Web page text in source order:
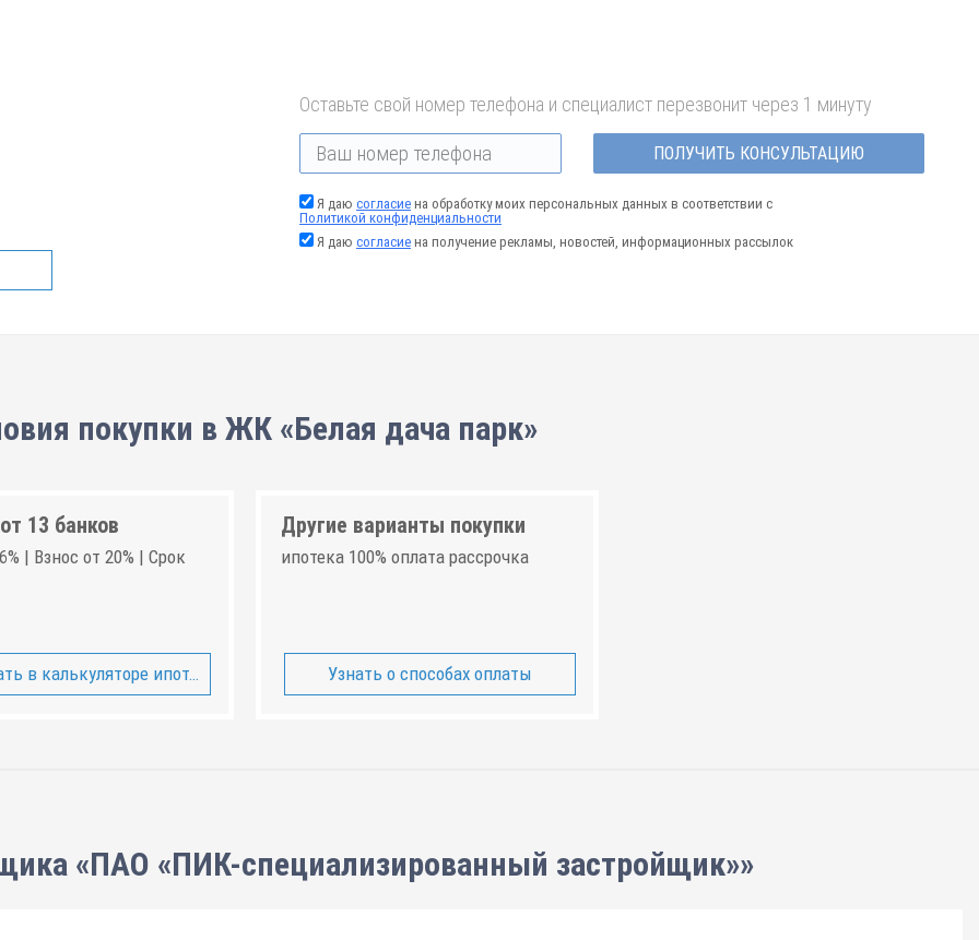
Оставьте свой номер телефона и специалист перезвонит через 1 минуту
ПОЛУЧИТЬ КОНСУЛЬТАЦИЮ
Я даю согласие на обработку моих персональных данных в соответствии с
Политикой конфиденциальности
Я даю согласие на получение рекламы, новостей, информационных рассылок
покупки в ЖК «Белая дача парк»
13 банков
| Взнос от 20% | Срок
в калькуляторе ипотеки
Другие варианты покупки
ипотека 100% оплата рассрочка
Узнать о способах оплаты
«ПАО «ПИК-специализированный застройщик»»